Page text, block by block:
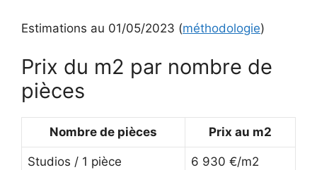
Estimations au 01/05/2023 (méthodologie)
Prix du m2 par nombre de
pièces
Nombre de pièces Prix au m2
Studios / 1 pièce 6 930 €/m2